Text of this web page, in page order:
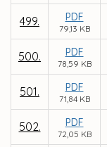
499. PDF
79,13 KB
500. PDF
78,59 KB
501. PDF
71,84 KB
502. PDF
72,05 KB